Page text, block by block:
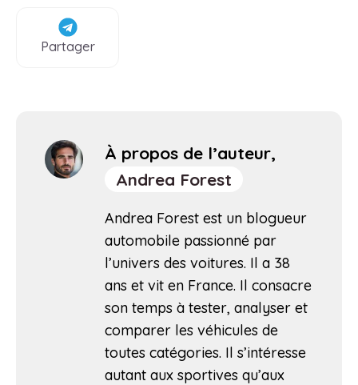
Partager
À propos de l’auteur,
Andrea Forest
Andrea Forest est un blogueur
automobile passionné par
l’univers des voitures. Il a 38
ans et vit en France. Il consacre
son temps à tester, analyser et
comparer les véhicules de
toutes catégories. Il s’intéresse
autant aux sportives qu’aux